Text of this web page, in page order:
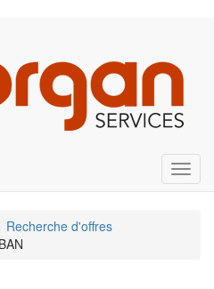
Recherche d'offres